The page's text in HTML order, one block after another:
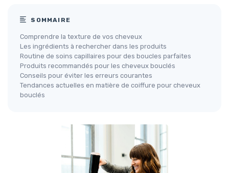
SOMMAIRE
Comprendre la texture de vos cheveux
Les ingrédients à rechercher dans les produits
Routine de soins capillaires pour des boucles parfaites
Produits recommandés pour les cheveux bouclés
Conseils pour éviter les erreurs courantes
Tendances actuelles en matière de coiffure pour cheveux
bouclés